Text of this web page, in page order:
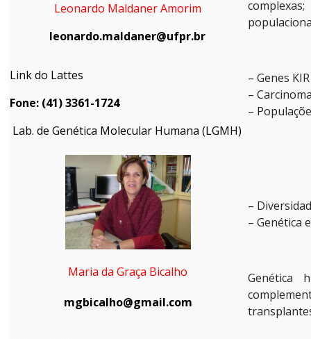
Leonardo Maldaner Amorim
leonardo.maldaner@ufpr.br
Link do Lattes
Fone: (41) 3361-1724
Lab. de Genética Molecular Humana (LGMH)
– Genes
–
–
Maria da Graça Bicalho
mgbicalho@gmail.com
–
– Genética
Genética